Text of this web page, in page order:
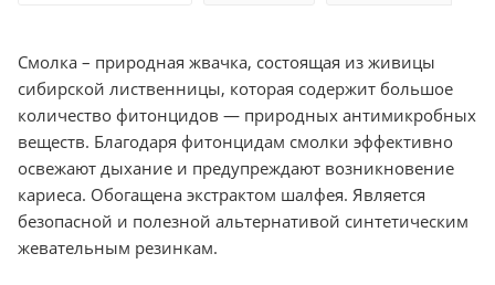
Смолка – природная жвачка, состоящая из живицы
сибирской лиственницы, которая содержит большое
количество фитонцидов — природных антимикробных
веществ. Благодаря фитонцидам смолки эффективно
освежают дыхание и предупреждают возникновение
кариеса. Обогащена экстрактом шалфея. Является
безопасной и полезной альтернативой синтетическим
жевательным резинкам.